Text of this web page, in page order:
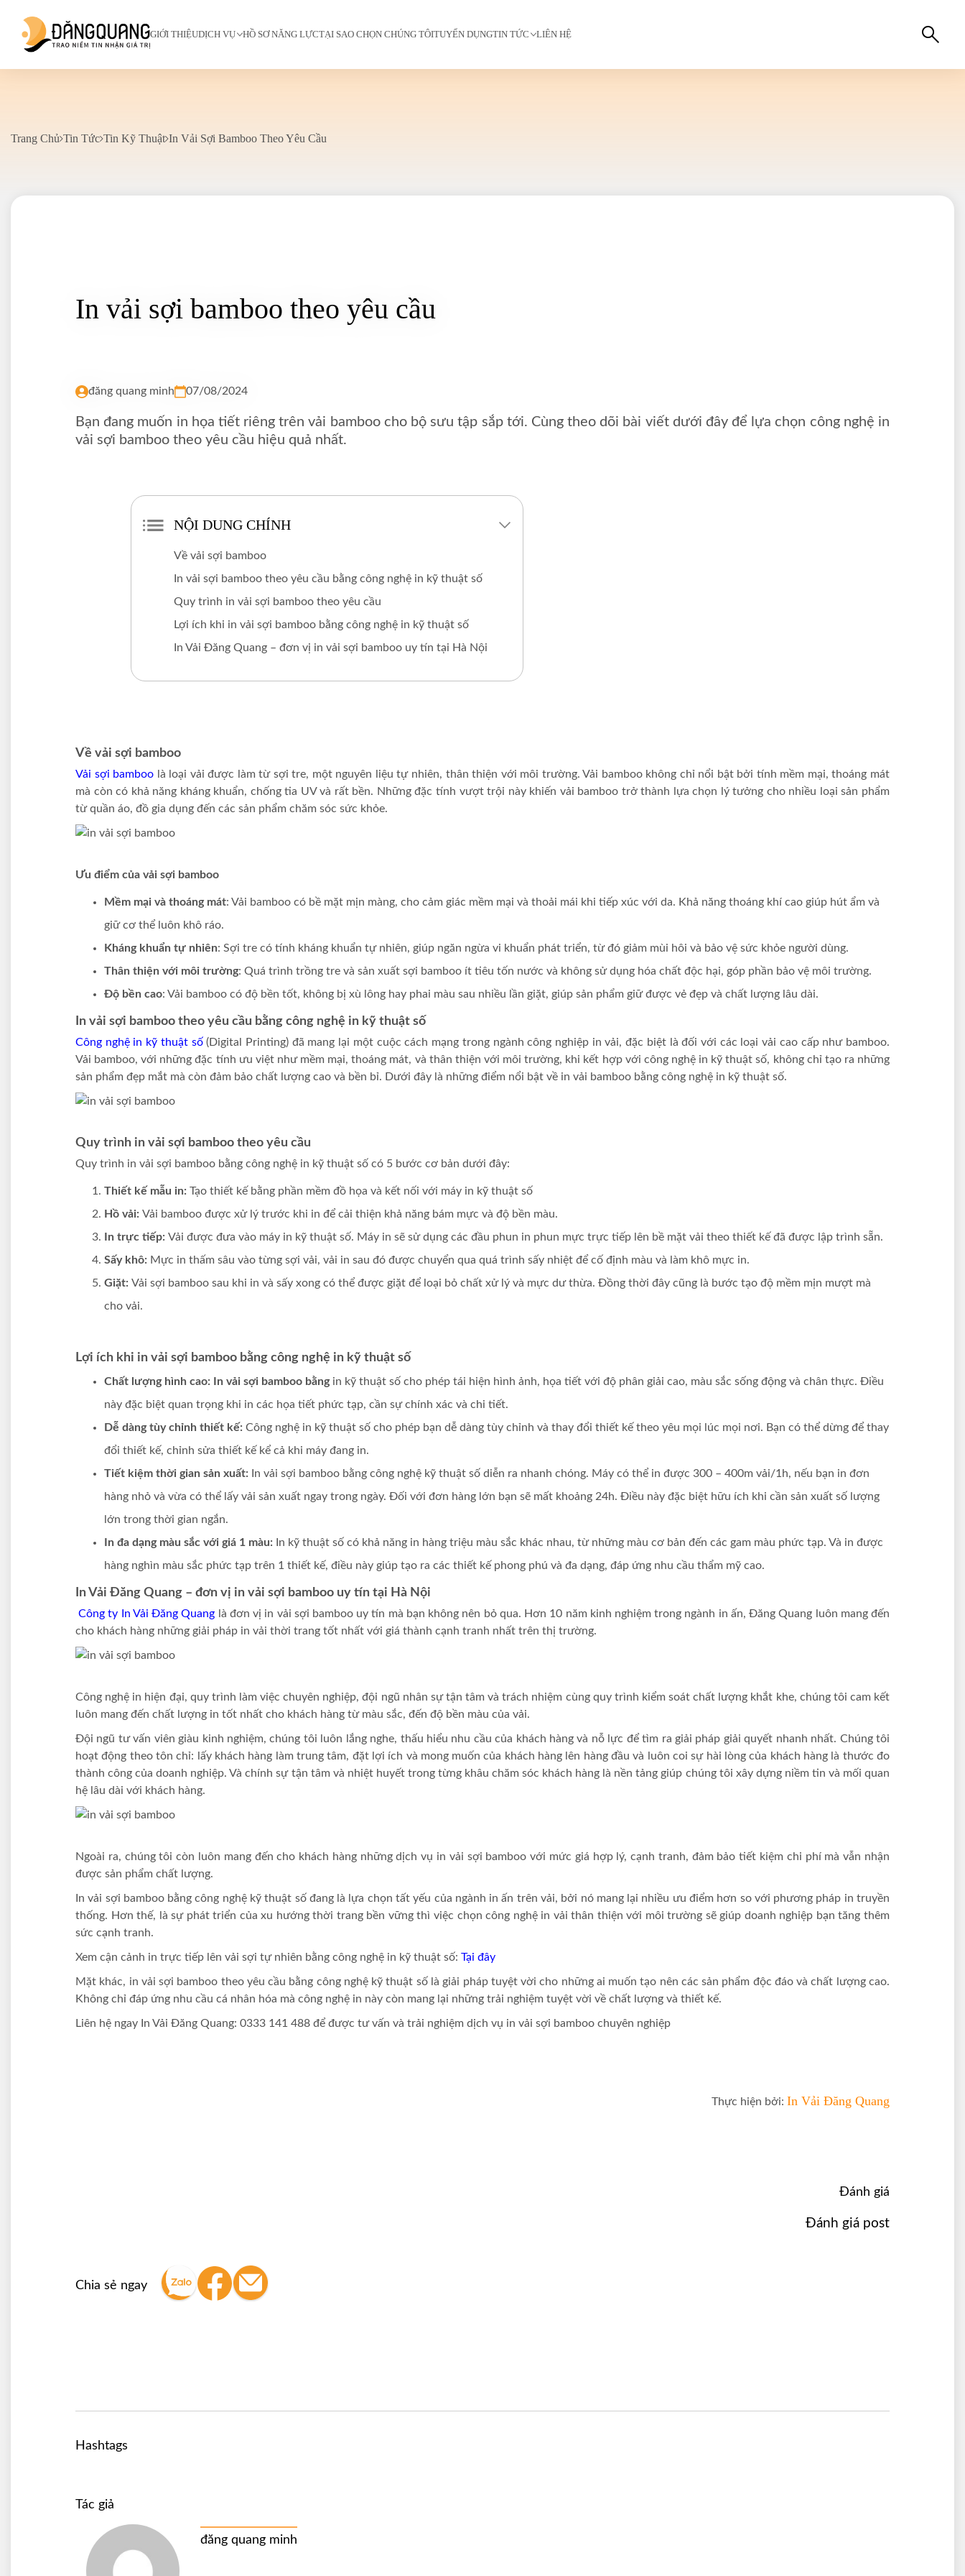
GIỚI THIỆUDỊCH VỤ HỒ SƠ NĂNG LỰCTẠI SAO CHỌN CHÚNG TÔITUYỂN DỤNGTIN TỨC LIÊN HỆ
Trang Chủ Tin Tức Tin Kỹ Thuật In Vải Sợi Bamboo Theo Yêu Cầu
In vải sợi bamboo theo yêu cầu
đăng quang minh 07/08/2024
Bạn đang muốn in họa tiết riêng trên vải bamboo cho bộ sưu tập sắp tới. Cùng theo dõi bài viết dưới đây để lựa chọn công nghệ in
vải sợi bamboo theo yêu cầu hiệu quả nhất.
NỘI DUNG CHÍNH
Về vải sợi bamboo
In vải sợi bamboo theo yêu cầu bằng công nghệ in kỹ thuật số
Quy trình in vải sợi bamboo theo yêu cầu
Lợi ích khi in vải sợi bamboo bằng công nghệ in kỹ thuật số
In Vải Đăng Quang – đơn vị in vải sợi bamboo uy tín tại Hà Nội
Về vải sợi bamboo
Vải sợi bamboo là loại vải được làm từ sợi tre, một nguyên liệu tự nhiên, thân thiện với môi trường. Vải bamboo không chỉ nổi bật bởi tính mềm mại, thoáng mát
mà còn có khả năng kháng khuẩn, chống tia UV và rất bền. Những đặc tính vượt trội này khiến vải bamboo trở thành lựa chọn lý tưởng cho nhiều loại sản phẩm
từ quần áo, đồ gia dụng đến các sản phẩm chăm sóc sức khỏe.
Ưu điểm của vải sợi bamboo
Mềm mại và thoáng mát: Vải bamboo có bề mặt mịn màng, cho cảm giác mềm mại và thoải mái khi tiếp xúc với da. Khả năng thoáng khí cao giúp hút ẩm và
giữ cơ thể luôn khô ráo.
Kháng khuẩn tự nhiên: Sợi tre có tính kháng khuẩn tự nhiên, giúp ngăn ngừa vi khuẩn phát triển, từ đó giảm mùi hôi và bảo vệ sức khỏe người dùng.
Thân thiện với môi trường: Quá trình trồng tre và sản xuất sợi bamboo ít tiêu tốn nước và không sử dụng hóa chất độc hại, góp phần bảo vệ môi trường.
Độ bền cao: Vải bamboo có độ bền tốt, không bị xù lông hay phai màu sau nhiều lần giặt, giúp sản phẩm giữ được vẻ đẹp và chất lượng lâu dài.
In vải sợi bamboo theo yêu cầu bằng công nghệ in kỹ thuật số
Công nghệ in kỹ thuật số(Digital Printing) đã mang lại một cuộc cách mạng trong ngành công nghiệp in vải, đặc biệt là đối với các loại vải cao cấp như bamboo.
Vải bamboo, với những đặc tính ưu việt như mềm mại, thoáng mát, và thân thiện với môi trường, khi kết hợp với công nghệ in kỹ thuật số, không chỉ tạo ra những
sản phẩm đẹp mắt mà còn đảm bảo chất lượng cao và bền bỉ. Dưới đây là những điểm nổi bật về in vải bamboo bằng công nghệ in kỹ thuật số.
Quy trình in vải sợi bamboo theo yêu cầu
Quy trình in vải sợi bamboo bằng công nghệ in kỹ thuật số có 5 bước cơ bản dưới đây:
Thiết kế mẫu in: Tạo thiết kế bằng phần mềm đồ họa và kết nối với máy in kỹ thuật số
Hồ vải: Vải bamboo được xử lý trước khi in để cải thiện khả năng bám mực và độ bền màu.
In trực tiếp: Vải được đưa vào máy in kỹ thuật số. Máy in sẽ sử dụng các đầu phun in phun mực trực tiếp lên bề mặt vải theo thiết kế đã được lập trình sẵn.
Sấy khô: Mực in thấm sâu vào từng sợi vải, vải in sau đó được chuyển qua quá trình sấy nhiệt để cố định màu và làm khô mực in.
Giặt: Vải sợi bamboo sau khi in và sấy xong có thể được giặt để loại bỏ chất xử lý và mực dư thừa. Đồng thời đây cũng là bước tạo độ mềm mịn mượt mà
cho vải.
Lợi ích khi in vải sợi bamboo bằng công nghệ in kỹ thuật số
Chất lượng hình cao: In vải sợi bamboo bằngin kỹ thuật số cho phép tái hiện hình ảnh, họa tiết với độ phân giải cao, màu sắc sống động và chân thực. Điều
này đặc biệt quan trọng khi in các họa tiết phức tạp, cần sự chính xác và chi tiết.
Dễ dàng tùy chỉnh thiết kế: Công nghệ in kỹ thuật số cho phép bạn dễ dàng tùy chỉnh và thay đổi thiết kế theo yêu mọi lúc mọi nơi. Bạn có thể dừng để thay
đổi thiết kế, chỉnh sửa thiết kế kể cả khi máy đang in.
Tiết kiệm thời gian sản xuất: In vải sợi bamboo bằng công nghệ kỹ thuật số diễn ra nhanh chóng. Máy có thể in được 300 – 400m vải/1h, nếu bạn in đơn
hàng nhỏ và vừa có thể lấy vải sản xuất ngay trong ngày. Đối với đơn hàng lớn bạn sẽ mất khoảng 24h. Điều này đặc biệt hữu ích khi cần sản xuất số lượng
lớn trong thời gian ngắn.
In đa dạng màu sắc với giá 1 màu: In kỹ thuật số có khả năng in hàng triệu màu sắc khác nhau, từ những màu cơ bản đến các gam màu phức tạp. Và in được
hàng nghìn màu sắc phức tạp trên 1 thiết kế, điều này giúp tạo ra các thiết kế phong phú và đa dạng, đáp ứng nhu cầu thẩm mỹ cao.
In Vải Đăng Quang – đơn vị in vải sợi bamboo uy tín tại Hà Nội
Công ty In Vải Đăng Quang là đơn vị in vải sợi bamboo uy tín mà bạn không nên bỏ qua. Hơn 10 năm kinh nghiệm trong ngành in ấn, Đăng Quang luôn mang đến
cho khách hàng những giải pháp in vải thời trang tốt nhất với giá thành cạnh tranh nhất trên thị trường.
Công nghệ in hiện đại, quy trình làm việc chuyên nghiệp, đội ngũ nhân sự tận tâm và trách nhiệm cùng quy trình kiểm soát chất lượng khắt khe, chúng tôi cam kết
luôn mang đến chất lượng in tốt nhất cho khách hàng từ màu sắc, đến độ bền màu của vải.
Đội ngũ tư vấn viên giàu kinh nghiệm, chúng tôi luôn lắng nghe, thấu hiểu nhu cầu của khách hàng và nỗ lực để tìm ra giải pháp giải quyết nhanh nhất. Chúng tôi
hoạt động theo tôn chỉ: lấy khách hàng làm trung tâm, đặt lợi ích và mong muốn của khách hàng lên hàng đầu và luôn coi sự hài lòng của khách hàng là thước đo
thành công của doanh nghiệp. Và chính sự tận tâm và nhiệt huyết trong từng khâu chăm sóc khách hàng là nền tảng giúp chúng tôi xây dựng niềm tin và mối quan
hệ lâu dài với khách hàng.
Ngoài ra, chúng tôi còn luôn mang đến cho khách hàng những dịch vụ in vải sợi bamboo với mức giá hợp lý, cạnh tranh, đảm bảo tiết kiệm chi phí mà vẫn nhận
được sản phẩm chất lượng.
In vải sợi bamboo bằng công nghệ kỹ thuật số đang là lựa chọn tất yếu của ngành in ấn trên vải, bởi nó mang lại nhiều ưu điểm hơn so với phương pháp in truyền
thống. Hơn thế, là sự phát triển của xu hướng thời trang bền vững thì việc chọn công nghệ in vải thân thiện với môi trường sẽ giúp doanh nghiệp bạn tăng thêm
sức cạnh tranh.
Xem cận cảnh in trực tiếp lên vải sợi tự nhiên bằng công nghệ in kỹ thuật số: Tại đây
Mặt khác, in vải sợi bamboo theo yêu cầu bằng công nghệ kỹ thuật số là giải pháp tuyệt vời cho những ai muốn tạo nên các sản phẩm độc đáo và chất lượng cao.
Không chỉ đáp ứng nhu cầu cá nhân hóa mà công nghệ in này còn mang lại những trải nghiệm tuyệt vời về chất lượng và thiết kế.
Liên hệ ngay In Vải Đăng Quang: 0333 141 488 để được tư vấn và trải nghiệm dịch vụ in vải sợi bamboo chuyên nghiệp
Thực hiện bởi: In Vải Đăng Quang
Chia sẻ ngay
Đánh giá
Đánh giá post
Hashtags
Tác giả
đăng quang minh